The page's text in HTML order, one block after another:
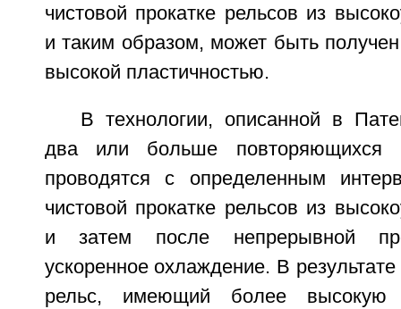
чистовой прокатке рельсов из
и таким образом, может быть
высокой пластичностью.
В технологии, описанной в
два или больше повторяющихся
проводятся с определенным
чистовой прокатке рельсов из
и затем после непрерывной
ускоренное охлаждение. В
рельс, имеющий более высокую